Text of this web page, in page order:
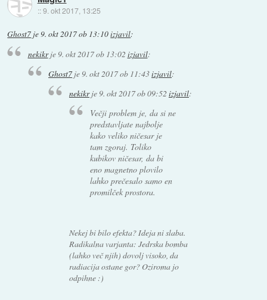
::9. okt 2017, 13:25
Ghost7 je9. okt 2017 ob 13:10izjavil:
nekikrje9. okt 2017 ob 13:02 izjavil:
Ghost7je 9. okt 2017 ob 11:43izjavil:
nekikrje 9. okt 2017 ob 09:52izjavil:
Večji problem je, da si ne
predstavljate najbolje
kako veliko ničesar je
tam zgoraj. Toliko
kubikov ničesar, da bi
eno magnetno plovilo
lahko prečesalo samo en
promilček prostora.
Nekej bi bilo efekta? Ideja ni slaba.
Radikalna varjanta: Jedrska bomba
(lahko več njih) dovolj visoko, da
radiacija ostane gor? Oziroma jo
odpihne :)